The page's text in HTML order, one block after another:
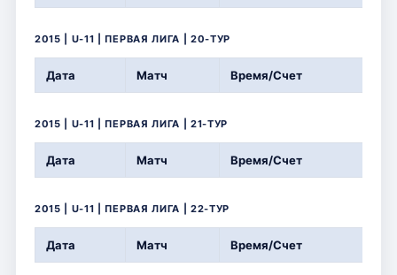
2015 | U-11 | ПЕРВАЯ ЛИГА | 20-ТУР
Дата Матч Время/Счет
2015 | U-11 | ПЕРВАЯ ЛИГА | 21-ТУР
Дата Матч Время/Счет
2015 | U-11 | ПЕРВАЯ ЛИГА | 22-ТУР
Дата Матч Время/Счет